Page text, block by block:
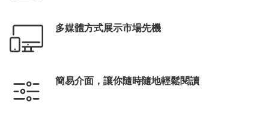
多媒體方式展示市場先機
簡易介面，讓你隨時隨地輕鬆閱讀